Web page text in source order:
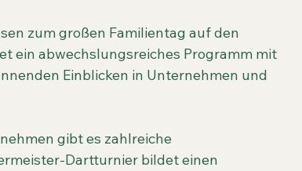
zum großen Familientag auf den
ein abwechslungsreiches Programm mit
Einblicken in Unternehmen und
gibt es zahlreiche
Dartturnier bildet einen